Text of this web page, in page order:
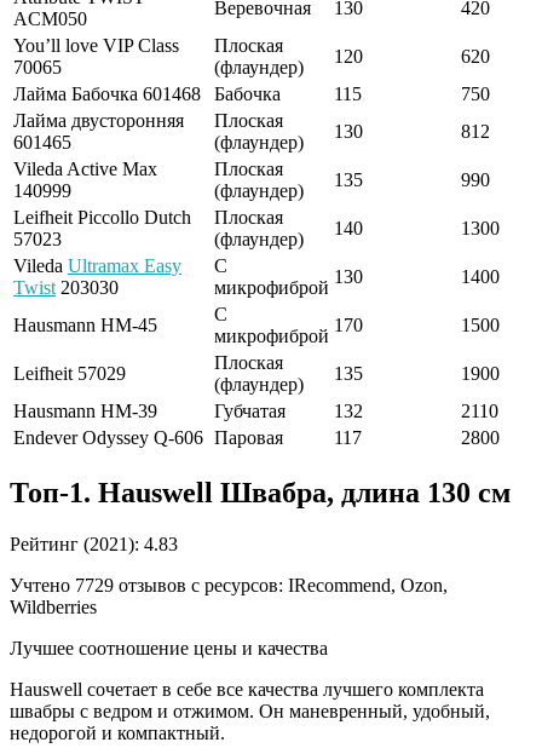
ACM050
Веревочная 130
420
You’ll love VIP Class
70065
Плоская
(флаундер)
120
620
Лайма Бабочка 601468
Бабочка 115
750
Лайма двусторонняя
601465
Плоская
(флаундер)
130
812
Vileda Active Max
140999
Плоская
(флаундер)
135
990
Leifheit Piccollo Dutch
57023
Плоская
(флаундер)
140
1300
Vileda Ultramax Easy
Twist 203030
С
микрофиброй
130 1400
Hausmann HM-45
С
микрофиброй
170 1500
Leifheit 57029
Плоская
(флаундер)
135
1900
Hausmann HM-39
Губчатая 132
2110
Endever Odyssey Q-606 Паровая 117 2800
Топ-1. Hauswell Швабра, длина 130 см
Рейтинг (2021): 4.83
Учтено 7729 отзывов с ресурсов: IRecommend, Ozon,
Wildberries
Лучшее соотношение цены и качества
Hauswell сочетает в себе все качества лучшего комплекта
швабры с ведром и отжимом. Он маневренный, удобный,
недорогой и компактный.